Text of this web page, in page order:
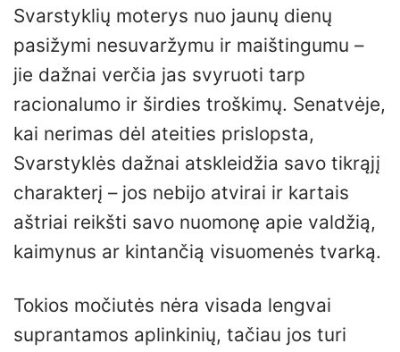
Svarstyklių moterys nuo jaunų dienų
pasižymi nesuvaržymu ir maištingumu –
jie dažnai verčia jas svyruoti tarp
racionalumo ir širdies troškimų. Senatvėje,
kai nerimas dėl ateities prislopsta,
Svarstyklės dažnai atskleidžia savo tikrąjį
charakterį – jos nebijo atvirai ir kartais
aštriai reikšti savo nuomonę apie valdžią,
kaimynus ar kintančią visuomenės tvarką.
Tokios močiutės nėra visada lengvai
suprantamos aplinkinių, tačiau jos turi